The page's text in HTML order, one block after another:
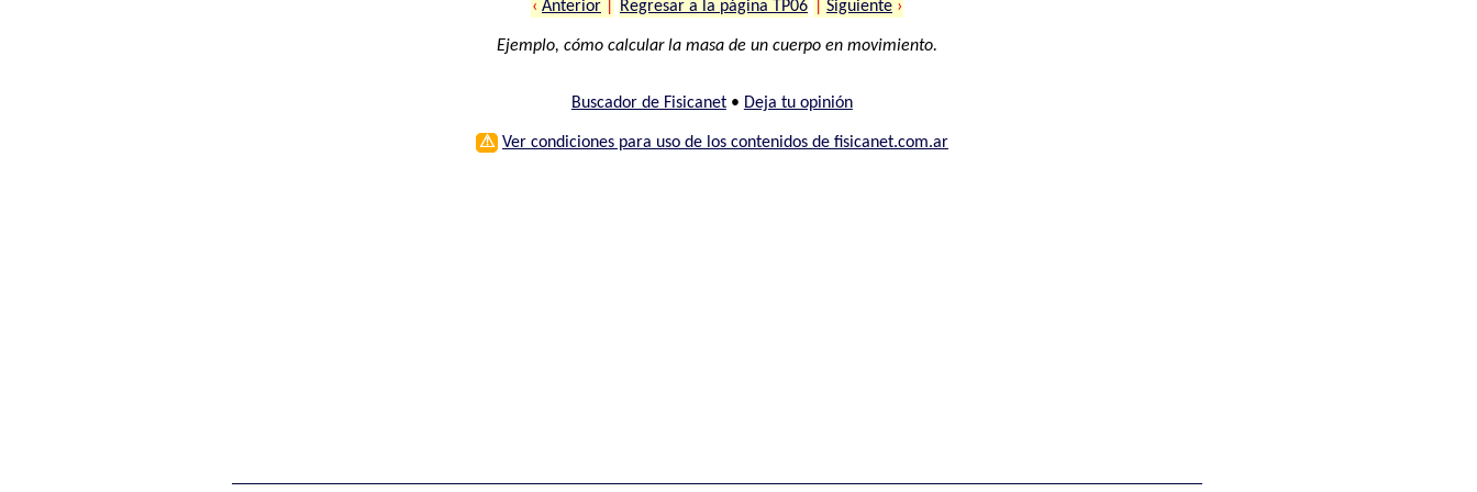
‹ Anterior Regresar a la página TP06 Siguiente ›
Ejemplo, cómo calcular la masa de un cuerpo en movimiento.
Buscador de Fisicanet• Deja tu opinión
⚠ Ver condiciones para uso de los contenidos de fisicanet.com.ar